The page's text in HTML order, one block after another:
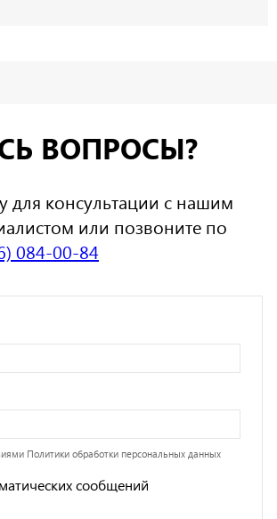
ВОПРОСЫ?
для консультации с нашим
или позвоните по
084-00-84
Политики обработки персональных данных
сообщений